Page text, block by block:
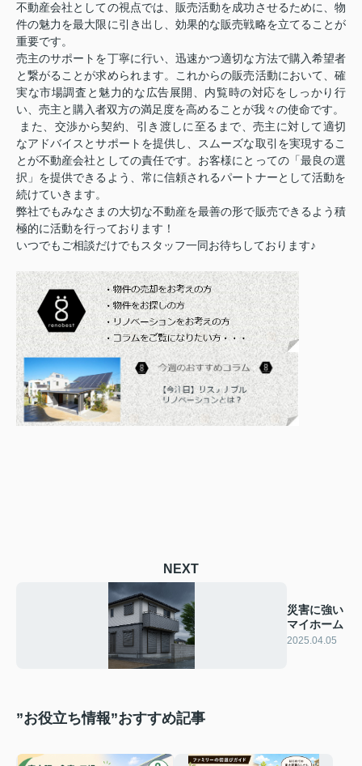
不動産会社としての視点では、販売活動を成功させるために、物
件の魅力を最大限に引き出し、効果的な販売戦略を立てることが
重要です。
売主のサポートを丁寧に行い、迅速かつ適切な方法で購入希望者
と繋がることが求められます。これからの販売活動において、確
実な市場調査と魅力的な広告展開、内覧時の対応をしっかり行
い、売主と購入者双方の満足度を高めることが我々の使命です。
また、交渉から契約、引き渡しに至るまで、売主に対して適切
なアドバイスとサポートを提供し、スムーズな取引を実現するこ
とが不動産会社としての責任です。お客様にとっての「最良の選
択」を提供できるよう、常に信頼されるパートナーとして活動を
続けていきます。
弊社でもみなさまの大切な不動産を最善の形で販売できるよう積
極的に活動を行っております！
いつでもご相談だけでもスタッフ一同お待ちしております♪
NEXT
災害に強い
マイホーム
2025.04.05
”お役立ち情報”おすすめ記事